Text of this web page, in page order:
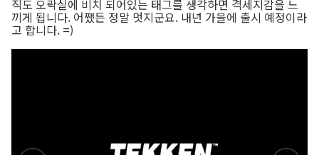
직도 오락실에 비치 되어있는 태그를 생각하면 격세지감을 느
끼게 됩니다. 어쨌든 정말 멋지군요. 내년 가을에 출시 예정이라
고 합니다. =)